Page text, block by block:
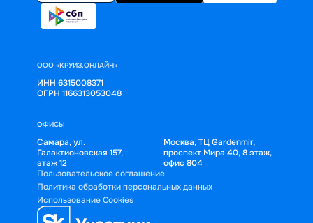
ООО «КРУИЗ.ОНЛАЙН»
ИНН 6315008371
ОГРН 1166313053048
ОФИСЫ
Самара, ул.
Галактионовская 157,
этаж 12
Москва, ТЦ Gardenmir,
проспект Мира 40, 8 этаж,
офис 804
Пользовательское соглашение
Политика обработки персональных данных
Использование Cookies